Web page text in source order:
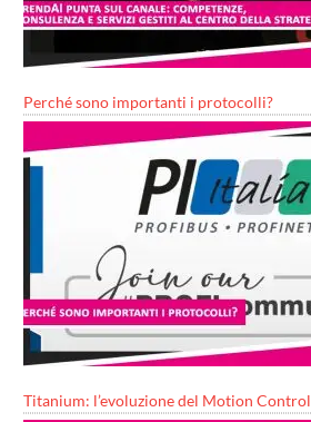
Perché sono importanti i protocolli?
Titanium: l’evoluzione del Motion Control